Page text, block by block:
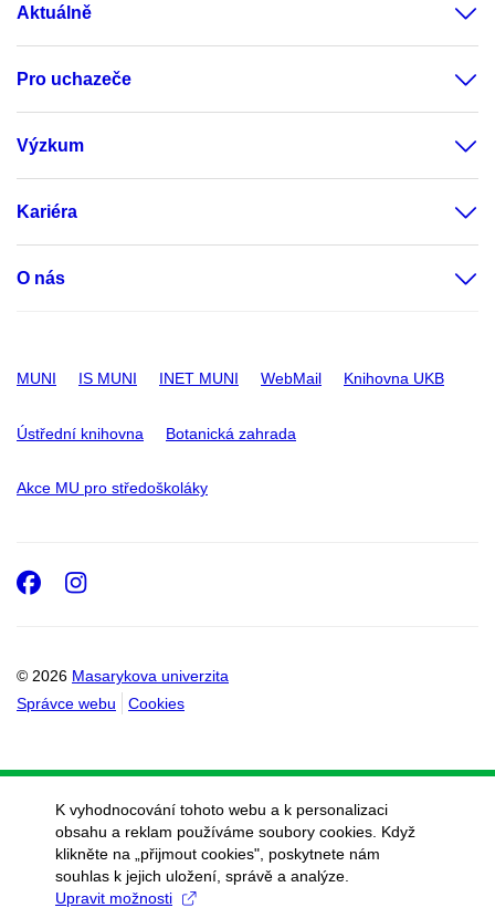
Aktuálně
Pro uchazeče
Výzkum
Kariéra
O nás
MUNI IS MUNI INET MUNI WebMail Knihovna UKB
Ústřední knihovna Botanická zahrada
Akce MU pro středoškoláky
© 2026 Masarykova univerzita
Správce webu
Cookies
Facebook
Instagram
K vyhodnocování tohoto webu a k personalizaci
obsahu a reklam používáme soubory cookies. Když
klikněte na „přijmout cookies", poskytnete nám
souhlas k jejich uložení, správě a analýze.
Upravit možnosti